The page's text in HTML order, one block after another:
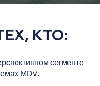
КТО:
сегменте
MDV.